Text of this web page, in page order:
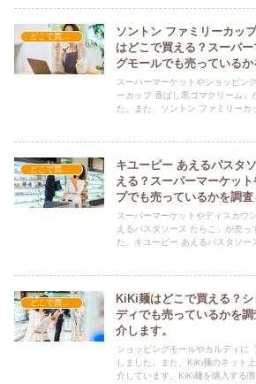
ソントン ファミリーカッ
はどこで買える？スーパ
グモールでも売っている
に紹介します。
スーパーマーケットやショッピン
ーカップ 香ばし黒ゴマクリーム」
た。また、ソントン ファミリーカ
どこで買える？-食品・食材
キユーピー あえるパスタ
える？スーパーマーケッ
プでも売っているかを調
します。
スーパーマーケットやディスカウ
えるパスタソース たらこ」が売っ
た、キユーピー あえるパスタソー
どこで買える？-食品・食材
KiKi麺はどこで買える？
ディでも売っているかを
介します。
ショッピングモールやカルディに
しました。また、KiKi麺のネット
介しています。KiKi麺を購入する